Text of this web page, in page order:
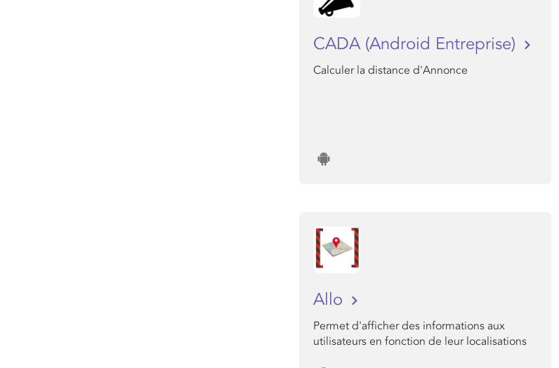
CADA (Android Entreprise)
Calculer la distance d'Annonce
Allo
Permet d'afficher des informations aux
utilisateurs en fonction de leur localisations